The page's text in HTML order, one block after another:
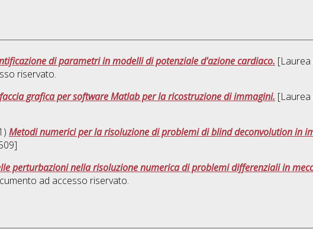
di parametri in modelli di potenziale d'azione cardiaco. [Laurea
riservato.
grafica per software Matlab per la ricostruzione di immagini. [Laurea
Metodi numerici per la risoluzione di problemi di blind deconvolution in
perturbazioni nella risoluzione numerica di problemi differenziali in
ad accesso riservato.